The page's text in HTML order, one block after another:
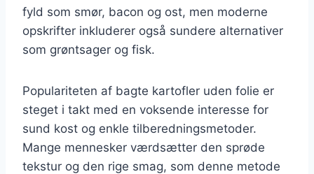
fyld som smør, bacon og ost, men moderne
opskrifter inkluderer også sundere alternativer
som grøntsager og fisk.
Populariteten af bagte kartofler uden folie er
steget i takt med en voksende interesse for
sund kost og enkle tilberedningsmetoder.
Mange mennesker værdsætter den sprøde
tekstur og den rige smag, som denne metode